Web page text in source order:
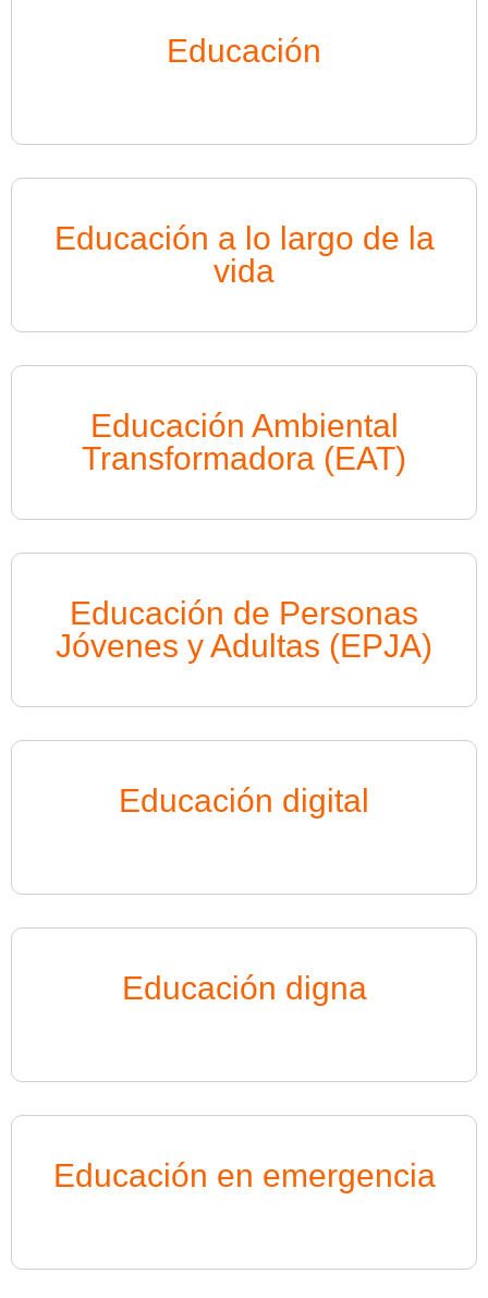
Educación
Educación a lo largo de la
vida
Educación Ambiental
Transformadora (EAT)
Educación de Personas
Jóvenes y Adultas (EPJA)
Educación digital
Educación digna
Educación en emergencia